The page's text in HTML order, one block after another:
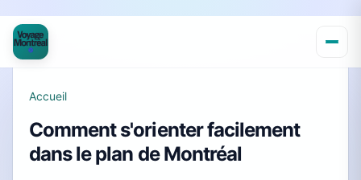
Accueil
Comment s'orienter facilement
dans le plan de Montréal